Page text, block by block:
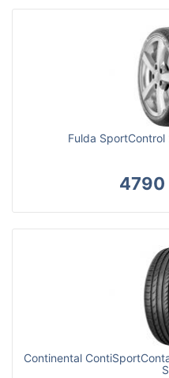
Fulda SportControl
4790
Continental